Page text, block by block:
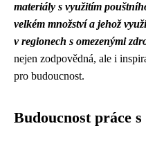
materiály s využitím
velkém množství a jehož
v regionech s omezenými
nejen zodpovědná, ale i
pro budoucnost.
Budoucnost práce